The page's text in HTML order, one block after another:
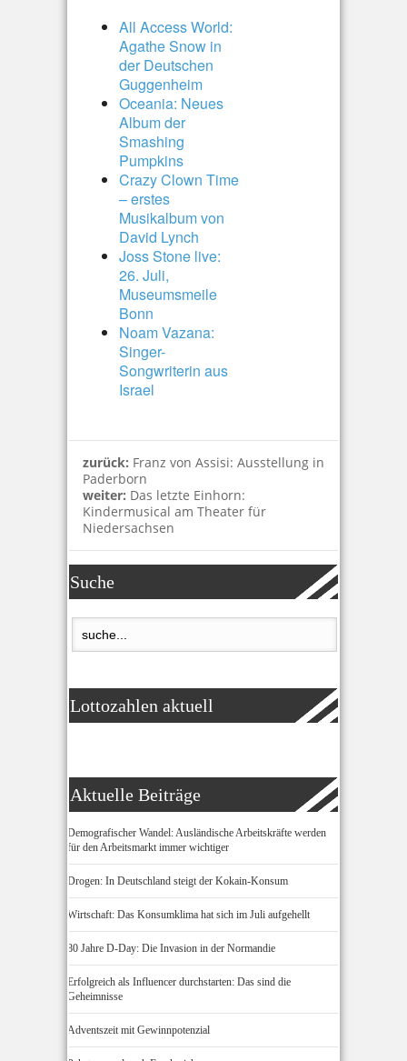
All Access World:
Agathe Snow in
der Deutschen
Guggenheim
Oceania: Neues
Album der
Smashing
Pumpkins
Crazy Clown Time
– erstes
Musikalbum von
David Lynch
Joss Stone live:
26. Juli,
Museumsmeile
Bonn
Noam Vazana:
Singer-
Songwriterin aus
Israel
zurück: Franz von Assisi: Ausstellung in
Paderborn
weiter: Das letzte Einhorn:
Kindermusical am Theater für
Niedersachsen
Suche
Lottozahlen aktuell
Aktuelle Beiträge
Demografischer Wandel: Ausländische Arbeitskräfte werden
für den Arbeitsmarkt immer wichtiger
Drogen: In Deutschland steigt der Kokain-Konsum
Wirtschaft: Das Konsumklima hat sich im Juli aufgehellt
80 Jahre D-Day: Die Invasion in der Normandie
Erfolgreich als Influencer durchstarten: Das sind die
Geheimnisse
Adventszeit mit Gewinnpotenzial